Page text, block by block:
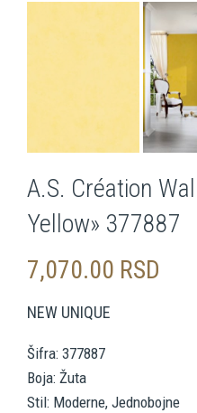
A.S. Création
Yellow» 377887
7,070.00 RSD
NEW UNIQUE
Šifra: 377887
Boja: Žuta
Stil: Moderne, Jednobojne